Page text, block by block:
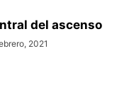
del ascenso
2021